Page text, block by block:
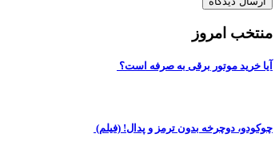
منتخب امروز
آیا خرید موتور برقی به صرفه است؟
چوکودو، دوچرخه بدون ترمز و پدال! (فیلم)